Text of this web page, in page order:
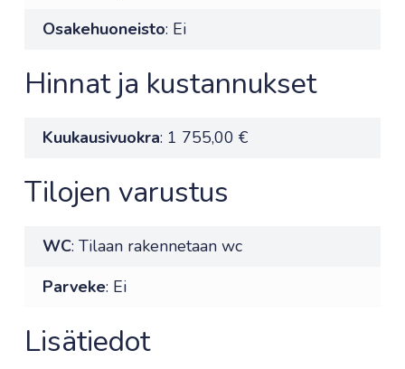
Osakehuoneisto: Ei
Hinnat ja kustannukset
Kuukausivuokra: 1 755,00 €
Tilojen varustus
WC: Tilaan rakennetaan wc
Parveke: Ei
Lisätiedot